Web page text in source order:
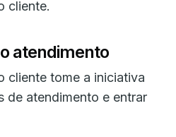
cliente.
atendimento
cliente tome a iniciativa
de atendimento e entrar